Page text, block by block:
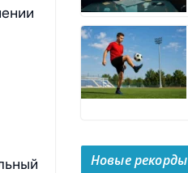
Новые рекорды